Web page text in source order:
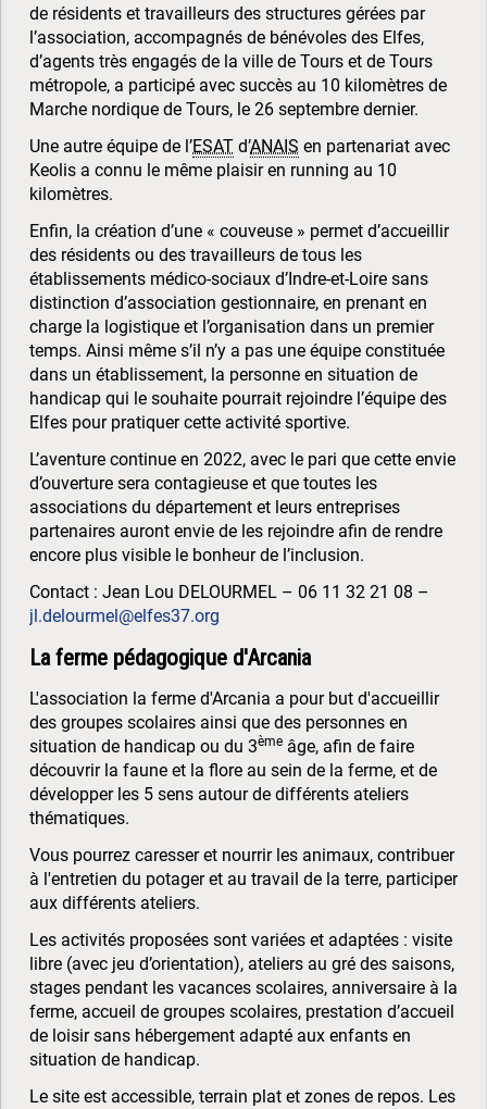
de résidents et travailleurs des structures gérées par
l’association, accompagnés de bénévoles des Elfes,
d’agents très engagés de la ville de Tours et de Tours
métropole, a participé avec succès au 10 kilomètres de
Marche nordique de Tours, le 26 septembre dernier.
Une autre équipe de l’ESAT d’ANAIS en partenariat avec
Keolis a connu le même plaisir en running au 10
kilomètres.
Enfin, la création d’une « couveuse » permet d’accueillir
des résidents ou des travailleurs de tous les
établissements médico-sociaux d’Indre-et-Loire sans
distinction d’association gestionnaire, en prenant en
charge la logistique et l’organisation dans un premier
temps. Ainsi même s’il n’y a pas une équipe constituée
dans un établissement, la personne en situation de
handicap qui le souhaite pourrait rejoindre l’équipe des
Elfes pour pratiquer cette activité sportive.
L’aventure continue en 2022, avec le pari que cette envie
d’ouverture sera contagieuse et que toutes les
associations du département et leurs entreprises
partenaires auront envie de les rejoindre afin de rendre
encore plus visible le bonheur de l’inclusion.
Contact : Jean Lou DELOURMEL – 06 11 32 21 08 –
jl.delourmel@elfes37.org
La ferme pédagogique d'Arcania
L'association la ferme d'Arcania a pour but d'accueillir
des groupes scolaires ainsi que des personnes en
situation de handicap ou du 3ème âge, afin de faire
découvrir la faune et la flore au sein de la ferme, et de
développer les 5 sens autour de différents ateliers
thématiques.
Vous pourrez caresser et nourrir les animaux, contribuer
à l'entretien du potager et au travail de la terre, participer
aux différents ateliers.
Les activités proposées sont variées et adaptées : visite
libre (avec jeu d’orientation), ateliers au gré des saisons,
stages pendant les vacances scolaires, anniversaire à la
ferme, accueil de groupes scolaires, prestation d’accueil
de loisir sans hébergement adapté aux enfants en
situation de handicap.
Le site est accessible, terrain plat et zones de repos. Les